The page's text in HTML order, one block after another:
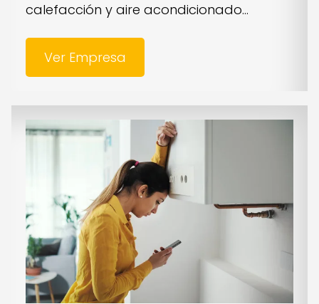
calefacción y aire acondicionado...
Ver Empresa